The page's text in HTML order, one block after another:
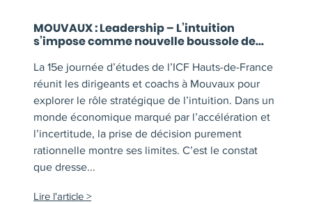
MOUVAUX : Leadership – L’intuition
s’impose comme nouvelle boussole de...
La 15e journée d’études de l’ICF Hauts-de-France
réunit les dirigeants et coachs à Mouvaux pour
explorer le rôle stratégique de l’intuition. Dans un
monde économique marqué par l’accélération et
l’incertitude, la prise de décision purement
rationnelle montre ses limites. C’est le constat
que dresse...
Lire l'article